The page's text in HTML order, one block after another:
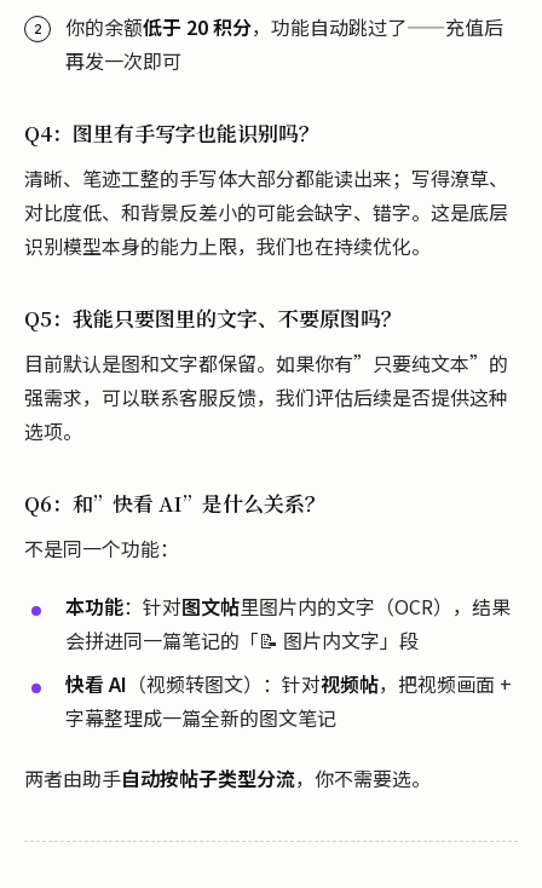
你的余额低于 20 积分，功能自动跳过了——充值后
再发一次即可
Q4：图里有手写字也能识别吗？
清晰、笔迹工整的手写体大部分都能读出来；写得潦草、
对比度低、和背景反差小的可能会缺字、错字。这是底层
识别模型本身的能力上限，我们也在持续优化。
Q5：我能只要图里的文字、不要原图吗？
目前默认是图和文字都保留。如果你有”只要纯文本”的
强需求，可以联系客服反馈，我们评估后续是否提供这种
选项。
Q6：和”快看 AI”是什么关系？
不是同一个功能：
本功能：针对图文帖里图片内的文字（OCR），结果
会拼进同一篇笔记的「📝 图片内文字」段
快看 AI （视频转图文）：针对视频帖，把视频画面 +
字幕整理成一篇全新的图文笔记
两者由助手自动按帖子类型分流，你不需要选。